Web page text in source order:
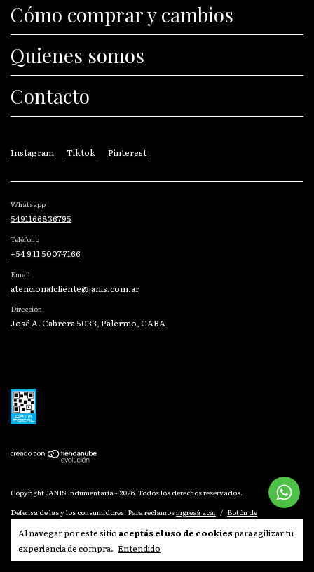
Al navegar por este sitio aceptás el uso de cookies para agilizar tu
experiencia de compra. Entendido
Cómo comprar y cambios
Quienes somos
Contacto
Instagram Tiktok Pinterest
Whatsapp
5491166836795
Teléfono
+54 9 11 5007-7166
Email
atencionalcliente@janis.com.ar
Dirección
José A. Cabrera 5033, Palermo, CABA
Copyright JANIS Indumentaria - 2026. Todos los derechos reservados.
Defensa de las y los consumidores. Para reclamosingresá acá. / Botón de